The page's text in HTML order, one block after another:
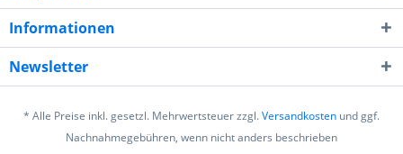
Informationen
Newsletter
* Alle Preise inkl. gesetzl. Mehrwertsteuer zzgl.Versandkosten und ggf.
Nachnahmegebühren, wenn nicht anders beschrieben